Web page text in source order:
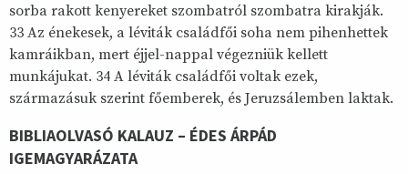
sorba rakott kenyereket szombatról szombatra kirakják.
33 Az énekesek, a léviták családfői soha nem pihenhettek
kamráikban, mert éjjel-nappal végezniük kellett
munkájukat. 34 A léviták családfői voltak ezek,
származásuk szerint főemberek, és Jeruzsálemben laktak.
BIBLIAOLVASÓ KALAUZ – ÉDES ÁRPÁD
IGEMAGYARÁZATA